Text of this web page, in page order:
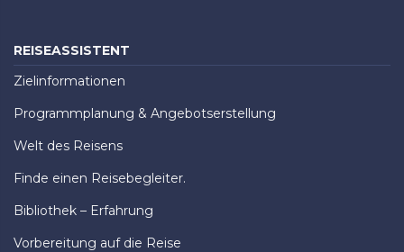
REISEASSISTENT
Zielinformationen
Programmplanung & Angebotserstellung
Welt des Reisens
Finde einen Reisebegleiter.
Bibliothek – Erfahrung
Vorbereitung auf die Reise